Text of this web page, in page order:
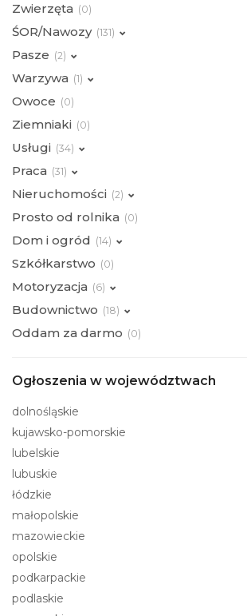
Zwierzęta (0)
ŚOR/Nawozy (131)
Pasze (2)
Warzywa (1)
Owoce (0)
Ziemniaki (0)
Usługi (34)
Praca (31)
Nieruchomości (2)
Prosto od rolnika (0)
Dom i ogród (14)
Szkółkarstwo (0)
Motoryzacja (6)
Budownictwo (18)
Oddam za darmo (0)
Ogłoszenia w województwach
dolnośląskie
kujawsko-pomorskie
lubelskie
lubuskie
łódzkie
małopolskie
mazowieckie
opolskie
podkarpackie
podlaskie